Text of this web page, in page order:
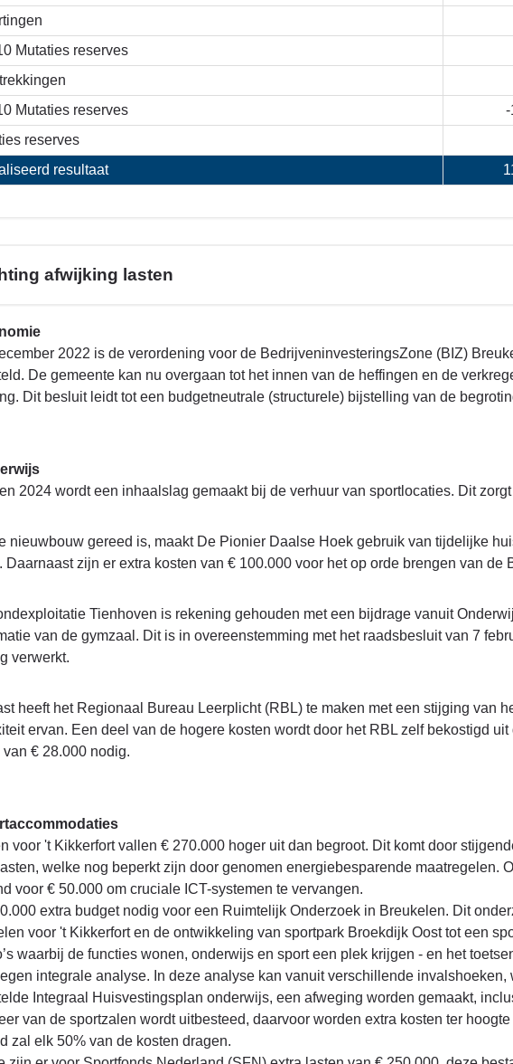
Mutaties reserves
Mutaties reserves
-
reserves
resultaat
afwijking lasten
2022 is de verordening voor de BedrijveninvesteringsZone (BIZ)
De gemeente kan nu overgaan tot het innen van de heffingen en de
Dit besluit leidt tot een budgetneutrale (structurele) bijstelling van de
en 2024 wordt een inhaalslag gemaakt bij de verhuur van sportlocaties. Dit
nieuwbouw gereed is, maakt De Pionier Daalse Hoek gebruik van tijdelijke
Daarnaast zijn er extra kosten van € 100.000 voor het op orde brengen van de
Tienhoven is rekening gehouden met een bijdrage vanuit
van de gymzaal. Dit is in overeenstemming met het raadsbesluit van 7
verwerkt.
heeft het Regionaal Bureau Leerplicht (RBL) te maken met een stijging van
ervan. Een deel van de hogere kosten wordt door het RBL zelf bekostigd
van € 28.000 nodig.
voor 't Kikkerfort vallen € 270.000 hoger uit dan begroot. Dit komt door
welke nog beperkt zijn door genomen energiebesparende maatregelen.
voor € 50.000 om cruciale ICT-systemen te vervangen.
extra budget nodig voor een Ruimtelijk Onderzoek in Breukelen. Dit
voor 't Kikkerfort en de ontwikkeling van sportpark Broekdijk Oost tot een
waarbij de functies wonen, onderwijs en sport een plek krijgen - en het
integrale analyse. In deze analyse kan vanuit verschillende invalshoeken,
Integraal Huisvestingsplan onderwijs, een afweging worden gemaakt,
van de sportzalen wordt uitbesteed, daarvoor worden extra kosten ter
zal elk 50% van de kosten dragen.